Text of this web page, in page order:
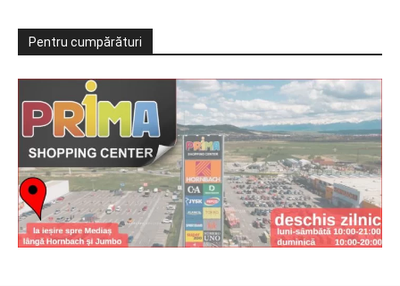
Pentru cumpărături